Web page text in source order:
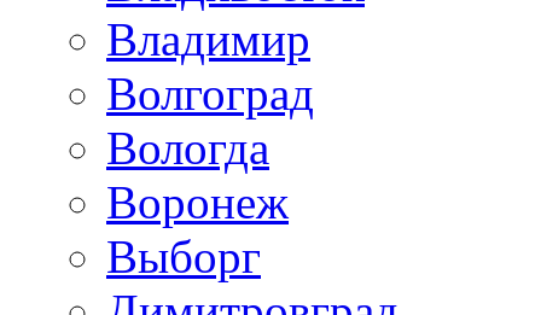
Владимир
Волгоград
Вологда
Воронеж
Выборг